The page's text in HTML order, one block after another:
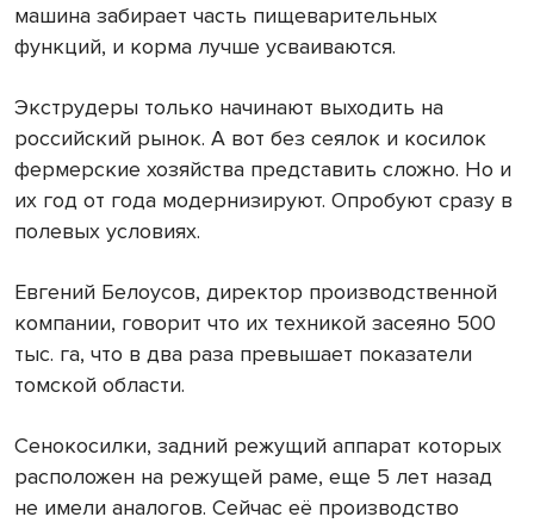
машина забирает часть пищеварительных
функций, и корма лучше усваиваются.
Экструдеры только начинают выходить на
российский рынок. А вот без сеялок и косилок
фермерские хозяйства представить сложно. Но и
их год от года модернизируют. Опробуют сразу в
полевых условиях.
Евгений Белоусов, директор производственной
компании, говорит что их техникой засеяно 500
тыс. га, что в два раза превышает показатели
томской области.
Сенокосилки, задний режущий аппарат которых
расположен на режущей раме, еще 5 лет назад
не имели аналогов. Сейчас её производство